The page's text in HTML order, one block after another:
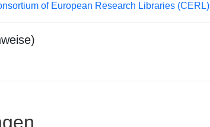
of European Research Libraries (CERL)